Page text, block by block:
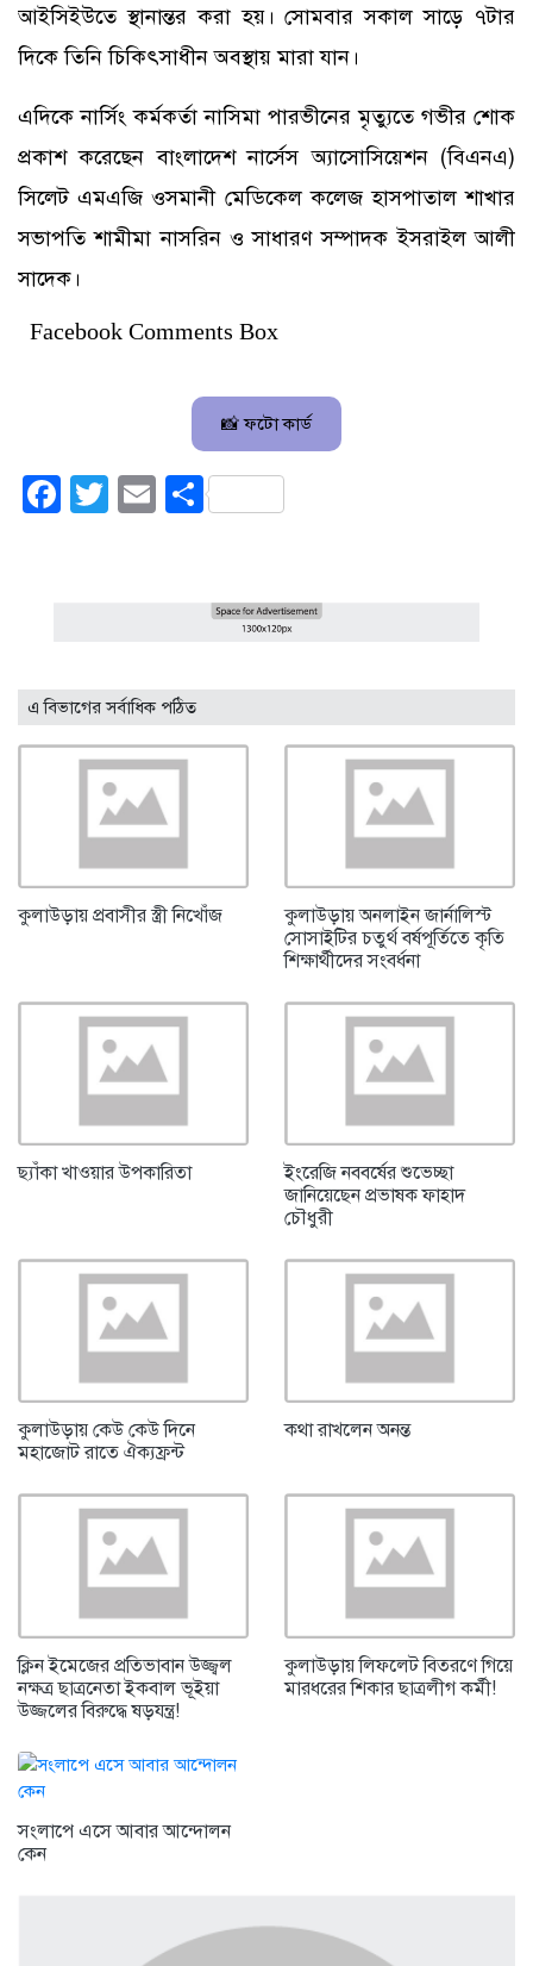
আইসিইউতে স্থানান্তর করা হয়। সোমবার সকাল সাড়ে ৭টার
দিকে তিনি চিকিৎসাধীন অবস্থায় মারা যান।
এদিকে নার্সিং কর্মকর্তা নাসিমা পারভীনের মৃত্যুতে গভীর শোক
প্রকাশ করেছেন বাংলাদেশ নার্সেস অ্যাসোসিয়েশন (বিএনএ)
সিলেট এমএজি ওসমানী মেডিকেল কলেজ হাসপাতাল শাখার
সভাপতি শামীমা নাসরিন ও সাধারণ সম্পাদক ইসরাইল আলী
সাদেক।
Facebook Comments Box
📸 ফটো কার্ড
Facebook
Twitter
EmailShare
এ বিভাগের সর্বাধিক পঠিত
কুলাউড়ায় প্রবাসীর স্ত্রী নিখোঁজ
কুলাউড়ায় অনলাইন জার্নালিস্ট
সোসাইটির চতুর্থ বর্ষপূর্তিতে কৃতি
শিক্ষার্থীদের সংবর্ধনা
ছ্যাঁকা খাওয়ার উপকারিতা
ইংরেজি নববর্ষের শুভেচ্ছা
জানিয়েছেন প্রভাষক ফাহাদ
চৌধুরী
কুলাউড়ায় কেউ কেউ দিনে
মহাজোট রাতে ঐক্যফ্রন্ট
কথা রাখলেন অনন্ত
ক্লিন ইমেজের প্রতিভাবান উজ্জ্বল
নক্ষত্র ছাত্রনেতা ইকবাল ভূইয়া
উজ্জলের বিরুদ্ধে ষড়যন্ত্র!
কুলাউড়ায় লিফলেট বিতরণে গিয়ে
মারধরের শিকার ছাত্রলীগ কর্মী!
সংলাপে এসে আবার আন্দোলন
কেন